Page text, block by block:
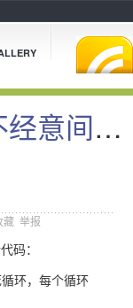
追求卓越，成功会不经意间追上你。
藏 举报
码：
环，每个循环